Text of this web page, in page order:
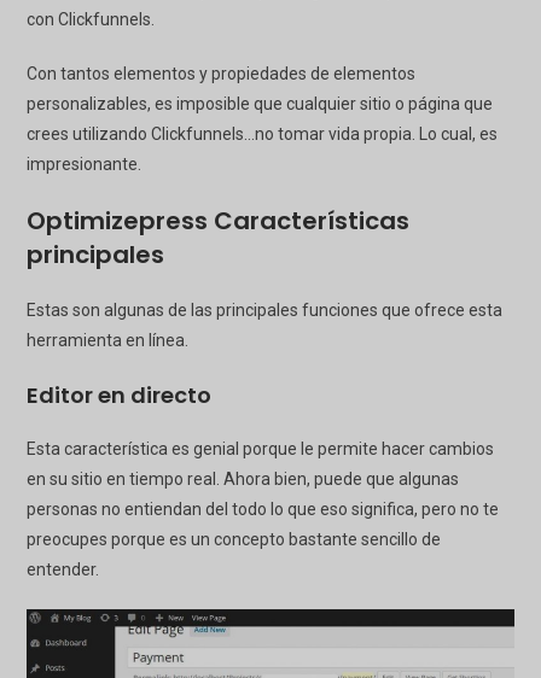
conClickfunnels
Con tantos elementos y propiedades de elementos
personalizables, es imposible que cualquier sitio o página que
crees utilizandoClickfunnels ...no tomar vida propia. Lo cual, es
impresionante.
Optimizepress Características
principales
Estas son algunas de las principales funciones que ofrece esta
herramienta en línea.
Editor en directo
Esta característica es genial porque le permite hacer cambios
en su sitio en tiempo real. Ahora bien, puede que algunas
personas no entiendan del todo lo que eso significa, pero no te
preocupes porque es un concepto bastante sencillo de
entender.